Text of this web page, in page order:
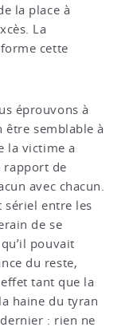
la place à
La
cette
éprouvons à
être semblable à
la victime a
rapport de
avec chacun.
entre les
de se
pouvait
du reste,
tant que la
haine du tyran
: rien ne